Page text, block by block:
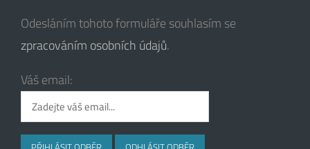
Odesláním tohoto formuláře souhlasím se
zpracováním osobních údajů.
Váš email: